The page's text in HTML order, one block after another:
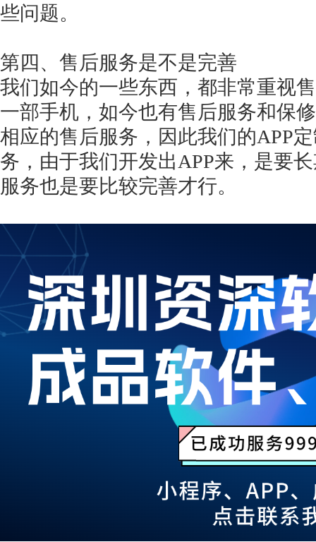
些问题。
第四、售后服务是不是完善
我们如今的一些东西，都非常重视
一部手机，如今也有售后服务和保
相应的售后服务，因此我们的APP
务，由于我们开发出APP来，是要
服务也是要比较完善才行。